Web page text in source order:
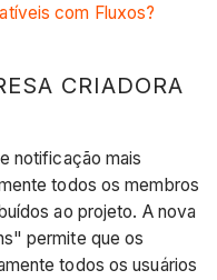
com Fluxos?
CRIADORA
notificação mais
todos os membros
ao projeto. A nova
permite que os
todos os usuários